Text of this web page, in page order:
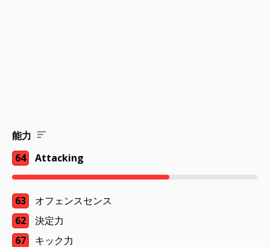
能力
64
Attacking
63
オフェンスセンス
62
決定力
67
キック力